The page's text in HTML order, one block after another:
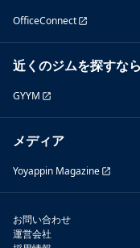
OfficeConnect
近くのジムを探すなら
GYYM
メディア
Yoyappin Magazine
お問い合わせ
運営会社